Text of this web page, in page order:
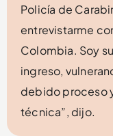
Policía de
entrevistarme
Colombia. Soy
ingreso,
debido proceso
técnica”, dijo.